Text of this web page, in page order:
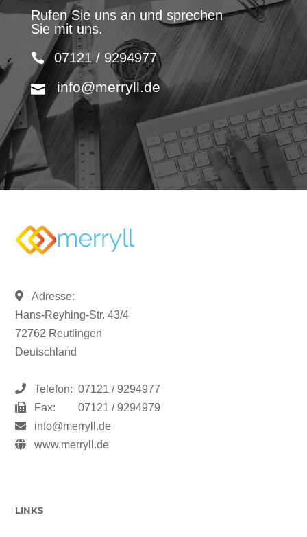
Rufen Sie uns an und sprechen
Sie mit uns.
07121 / 9294977
info@merryll.de
Adresse:
Hans-Reyhing-Str. 43/4
72762 Reutlingen
Deutschland
Telefon: 07121 / 9294977
Fax:
07121 / 9294979
info@merryll.de
www.merryll.de
LINKS